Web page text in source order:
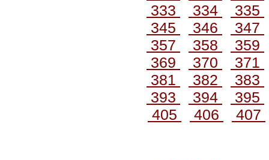
333
334
335
345
346
347
357
358
359
369
370
371
381
382
383
393
394
395
405
406 407